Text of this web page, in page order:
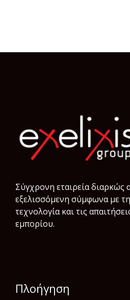
Σύγχρονη εταιρεία διαρκώς
εξελισσόμενη σύμφωνα µε
τεχνολογία και τις
εμπορίου.
Πλοήγηση